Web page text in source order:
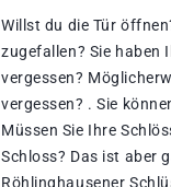
Willst du die Tür
zugefallen? Sie haben
vergessen?
vergessen? . Sie
Müssen Sie Ihre
Schloss? Das ist aber
Röhlinghausener